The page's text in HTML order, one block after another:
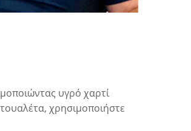
υγρό χαρτί
χρησιμοποιήστε